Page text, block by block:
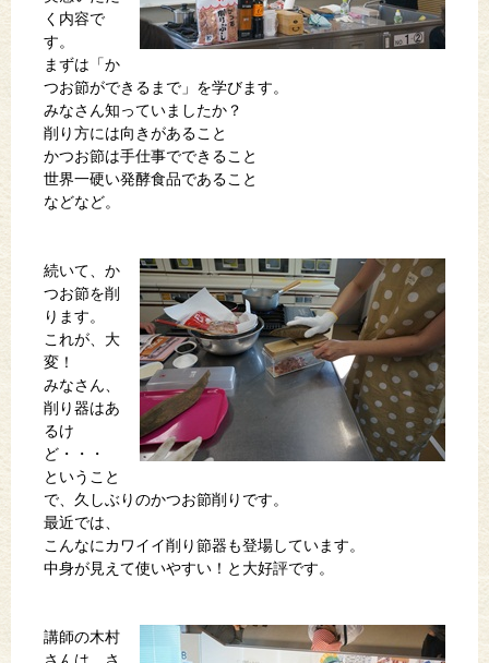
く内容で
す。
まずは「か
つお節ができるまで」を学びます。
みなさん知っていましたか？
削り方には向きがあること
かつお節は手仕事でできること
世界一硬い発酵食品であること
などなど。
続いて、か
つお節を削
ります。
これが、大
変！
みなさん、
削り器はあ
るけ
ど・・・
ということ
で、久しぶりのかつお節削りです。
最近では、
こんなにカワイイ削り節器も登場しています。
中身が見えて使いやすい！と大好評です。
講師の木村
さんは、さ